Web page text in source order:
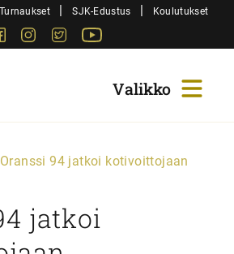
Turnaukset | SJK-Edustus | Koulutukset
FacebookInstagram
Twitter
Oranssi 94 jatkoi kotivoittojaan
jatkoi